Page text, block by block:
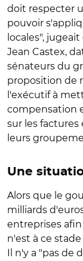
doit respecter
pouvoir
locales",
Jean Castex,
sénateurs du
proposition de
l'exécutif à
compensation
sur les
leurs
Une
Alors que le
milliards
entreprises
n'est à ce
Il n'y a "pas